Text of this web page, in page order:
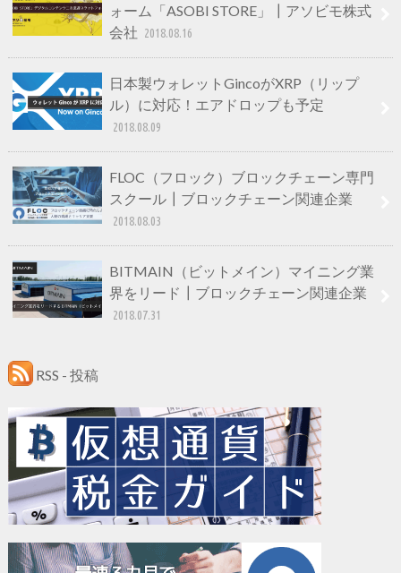
ォーム「ASOBI STORE」┃アソビモ株式
会社 2018.08.16
日本製ウォレットGincoがXRP（リップ
ル）に対応！エアドロップも予定
2018.08.09
FLOC（フロック）ブロックチェーン専門
スクール┃ブロックチェーン関連企業
2018.08.03
BITMAIN（ビットメイン）マイニング業
界をリード┃ブロックチェーン関連企業
2018.07.31
RSS - 投稿